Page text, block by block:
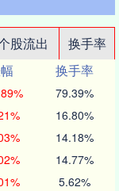
股流出
换手率
换手率
79.39%
16.80%
14.18%
14.77%
5.62%